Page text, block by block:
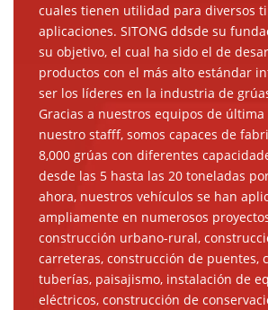
cuales tienen utilidad para diversos
aplicaciones. SITONG ddsde su
su objetivo, el cual ha sido el de
productos con el más alto estándar
ser los líderes en la industria de
Gracias a nuestros equipos de última
nuestro stafff, somos capaces de
8,000 grúas con diferentes
desde las 5 hasta las 20 toneladas
ahora, nuestros vehículos se han
ampliamente en numerosos
construcción urbano-rural,
carreteras, construcción de puentes,
tuberías, paisajismo, instalación de
eléctricos, construcción de